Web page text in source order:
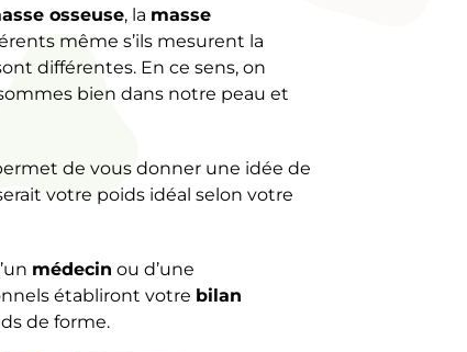
osseuse, la masse
même s’ils mesurent la
différentes. En ce sens, on
bien dans notre peau et
de vous donner une idée de
votre poids idéal selon votre
médecin ou d’une
établiront votre bilan
de forme.